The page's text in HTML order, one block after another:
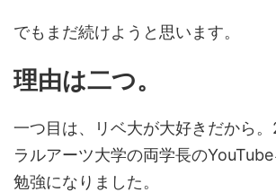
でもまだ続けようと思います。
理由は二つ。
一つ目は、リベ大が大好きだから
ラルアーツ大学の両学長の
勉強になりました。